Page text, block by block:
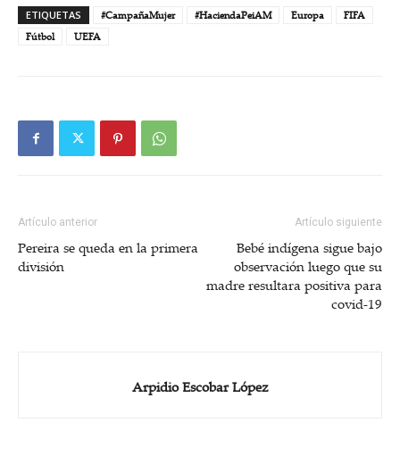
ETIQUETAS #CampañaMujer #HaciendaPeiAM Europa
FIFA
Fútbol
UEFA
Artículo anterior
Pereira se queda en la primera
división
Artículo siguiente
Bebé indígena sigue bajo
observación luego que su
madre resultara positiva para
covid-19
Arpidio Escobar López